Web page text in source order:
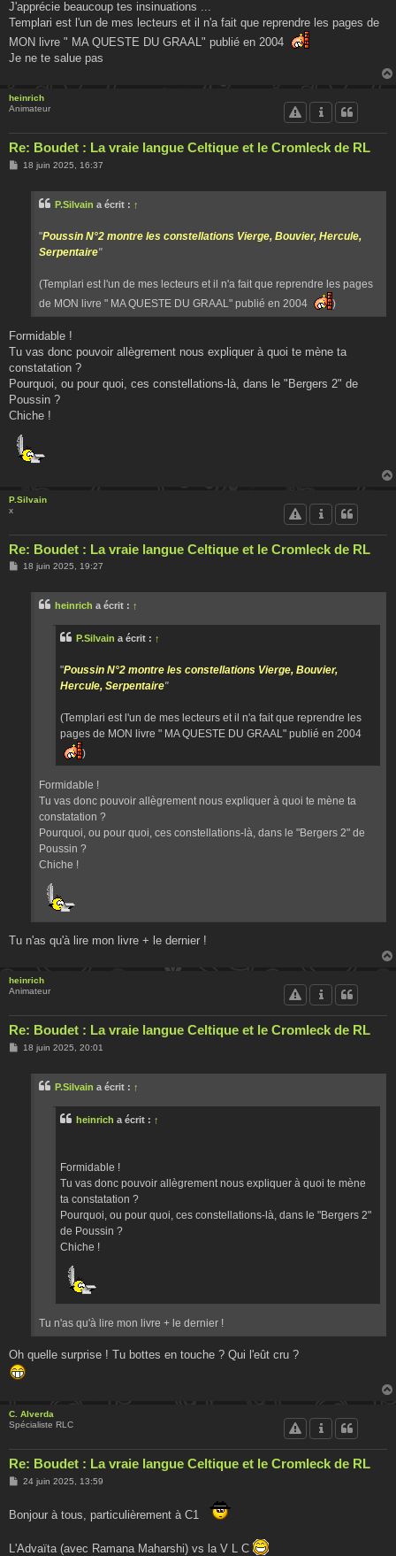
J'apprécie beaucoup tes insinuations ...
Templari est l'un de mes lecteurs et il n'a fait que reprendre les pages de
MON livre " MA QUESTE DU GRAAL" publié en 2004
Je ne te salue pas
heinrich
Animateur
Re: Boudet : La vraie langue Celtique et le Cromleck de RL
M18 juin 2025, 16:37
P.Silvain a écrit : ↑
"Poussin N°2 montre les constellations Vierge, Bouvier, Hercule,
Serpentaire"
(Templari est l'un de mes lecteurs et il n'a fait que reprendre les pages
de MON livre " MA QUESTE DU GRAAL" publié en 2004
)
Formidable !
Tu vas donc pouvoir allègrement nous expliquer à quoi te mène ta
constatation ?
Pourquoi, ou pour quoi, ces constellations-là, dans le "Bergers 2" de
Poussin ?
Chiche !
P.Silvain
x
Re: Boudet : La vraie langue Celtique et le Cromleck de RL
M18 juin 2025, 19:27
heinrich a écrit : ↑
P.Silvain a écrit : ↑
"Poussin N°2 montre les constellations Vierge, Bouvier,
Hercule, Serpentaire"
(Templari est l'un de mes lecteurs et il n'a fait que reprendre les
pages de MON livre " MA QUESTE DU GRAAL" publié en 2004
)
Formidable !
Tu vas donc pouvoir allègrement nous expliquer à quoi te mène ta
constatation ?
Pourquoi, ou pour quoi, ces constellations-là, dans le "Bergers 2" de
Poussin ?
Chiche !
Tu n'as qu'à lire mon livre + le dernier !
heinrich
Animateur
Re: Boudet : La vraie langue Celtique et le Cromleck de RL
M18 juin 2025, 20:01
P.Silvain a écrit : ↑
heinrich a écrit : ↑
Formidable !
Tu vas donc pouvoir allègrement nous expliquer à quoi te mène
ta constatation ?
Pourquoi, ou pour quoi, ces constellations-là, dans le "Bergers 2"
de Poussin ?
Chiche !
Tu n'as qu'à lire mon livre + le dernier !
Oh quelle surprise ! Tu bottes en touche ? Qui l'eût cru ?
C. Alverda
Spécialiste RLC
Re: Boudet : La vraie langue Celtique et le Cromleck de RL
M
s
e
24 juin 2025, 13:59
Bonjour à tous, particulièrement à C1
L'Advaïta (avec Ramana Maharshi) vs la V L C